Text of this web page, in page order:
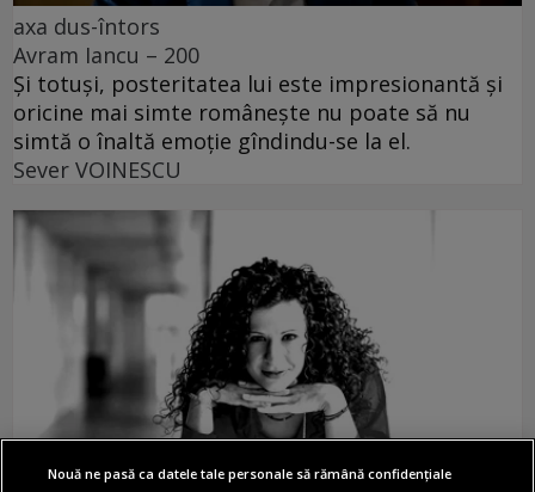
axa dus-întors
Avram Iancu – 200
Și totuși, posteritatea lui este impresionantă și
oricine mai simte românește nu poate să nu
simtă o înaltă emoție gîndindu-se la el.
Sever VOINESCU
Nouă ne pasă ca datele tale personale să rămână confidențiale